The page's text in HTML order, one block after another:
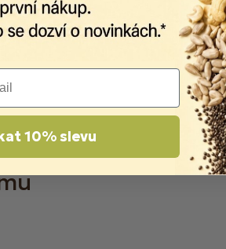
10% slevu